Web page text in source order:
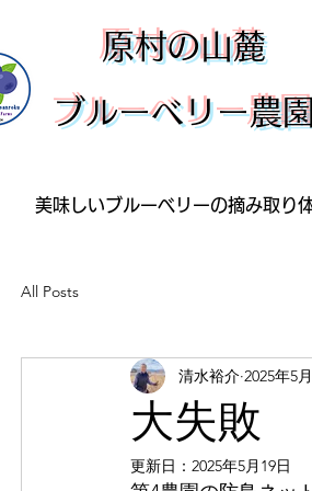
​原村の山麓
ブルーベリー農
美味しいブルーベリーの摘み取り
All Posts
大失敗
清水裕介 2025年5
更新日： 2025年5月19日